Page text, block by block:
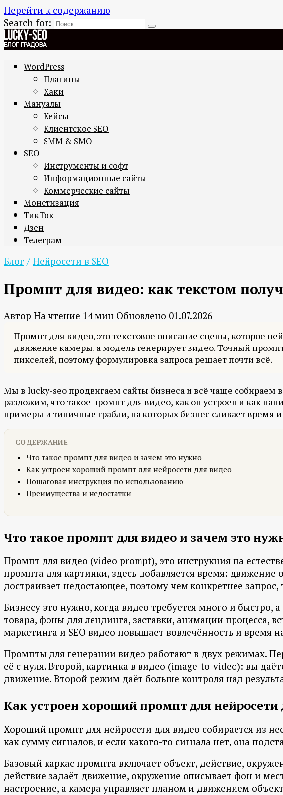
Перейти к содержанию
Search for:
WordPress
Плагины
Хаки
Мануалы
Кейсы
Клиентское SEO
SMM & SMO
SEO
Инструменты и софт
Информационные сайты
Коммерческие сайты
Монетизация
ТикТок
Дзен
Телеграм
Блог / Нейросети в SEO
Промпт для видео: как текстом
Автор На чтение 14 мин Обновлено 01.07.2026
Промпт для видео, это текстовое описание сцены, которое
движение камеры, а модель генерирует видео. Точный
пикселей, поэтому формулировка запроса решает почти всё.
Мы в lucky-seo продвигаем сайты бизнеса и всё чаще собираем
разложим, что такое промпт для видео, как он устроен и как
примеры и типичные грабли, на которых бизнес сливает время и
СОДЕРЖАНИЕ
Что такое промпт для видео и зачем это нужно
Как устроен хороший промпт для нейросети для видео
Пошаговая инструкция по использованию
Преимущества и недостатки
Что такое промпт для видео и зачем это
Промпт для видео (video prompt), это инструкция на
промпта для картинки, здесь добавляется время:
достраивает недостающее, поэтому чем конкретнее
Бизнесу это нужно, когда видео требуется много и
товара, фоны для лендинга, заставки, анимации процесса,
маркетинга и SEO видео повышает вовлечённость и время
Промпты для генерации видео работают в двух режимах.
её с нуля. Второй, картинка в видео (image-to-video): вы
движение. Второй режим даёт больше контроля над
Как устроен хороший промпт для нейросети
Хороший промпт для нейросети для видео собирается из
как сумму сигналов, и если какого-то сигнала нет, она
Базовый каркас промпта включает объект, действие,
действие задаёт движение, окружение описывает фон и
настроение, а камера управляет планом и движением